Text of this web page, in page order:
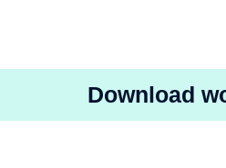
Download